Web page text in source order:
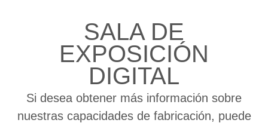
SALA DE
EXPOSICIÓN
DIGITAL
Si desea obtener más información sobre
nuestras capacidades de fabricación, puede